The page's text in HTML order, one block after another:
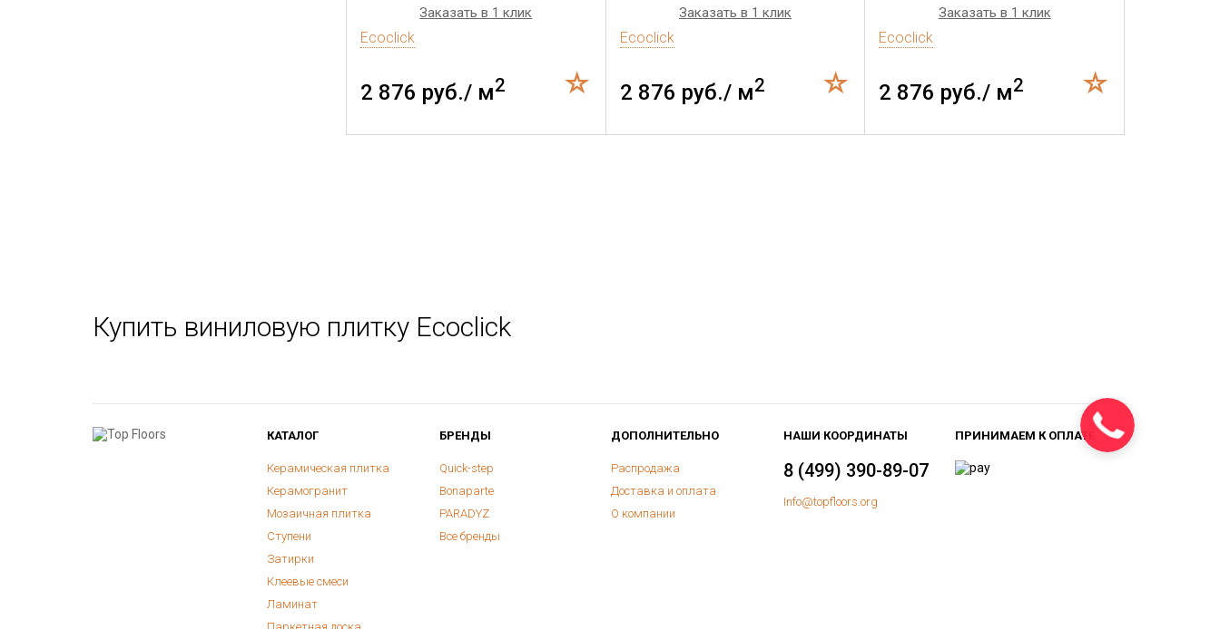
Заказать в 1 клик
Ecoclick
2 876 руб./ м2
Заказать в 1 клик
Ecoclick
2 876 руб./ м2
Заказать в 1 клик
Ecoclick
2 876 руб./ м2
Купить виниловую плитку Ecoclick
КАТАЛОГ
Керамическая плитка
Керамогранит
Мозаичная плитка
Ступени
Затирки
Клеевые смеси
Ламинат
БРЕНДЫ
Quick-step
Bonaparte
PARADYZ
Все бренды
ДОПОЛНИТЕЛЬНО
Распродажа
Доставка и оплата
О компании
НАШИ КООРДИНАТЫ
8 (499) 390-89-07
Info@topfloors.org
ПРИНИМАЕМ К ОПЛАТЕ